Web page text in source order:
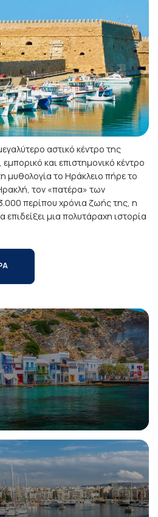
αστικό κέντρο της
και επιστημονικό κέντρο
μυθολογία το Ηράκλειο πήρε το
τον «πατέρα» των
περίπου χρόνια ζωής της, η
επιδείξει μια πολυτάραχη ιστορία